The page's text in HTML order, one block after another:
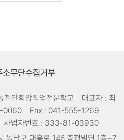
소무단수집거부
천안희망직업전문학교 대표자 : 최
0060 Fax : 041-555-1269
사업자번호 : 333-81-03930
동남구 대흥로 145 충청빌딩 1층~7